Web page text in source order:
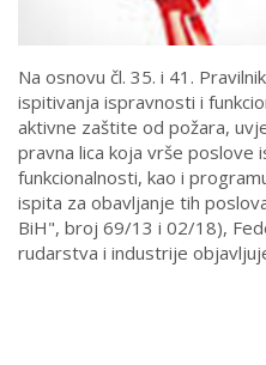
Na osnovu čl. 35. i 41.
ispitivanja ispravnosti i
aktivne zaštite od požara,
pravna lica koja vrše poslove
funkcionalnosti, kao i
ispita za obavljanje tih
BiH", broj 69/13 i 02/18),
rudarstva i industrije